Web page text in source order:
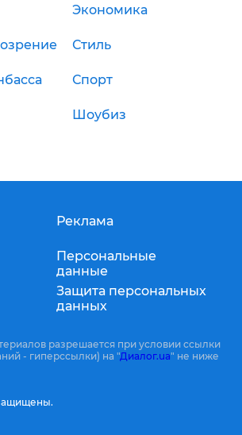
Экономика
Стиль
Спорт
Шоубиз
Реклама
Персональные
данные
Защита персональных
данных
разрешается при условии ссылки
- гиперссылки) на "Диалог.ua" не ниже